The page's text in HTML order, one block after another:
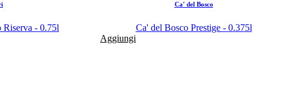
Riserva - 0.75l
Ca' del Bosco
Ca' del Bosco Prestige - 0.375l
Aggiungi